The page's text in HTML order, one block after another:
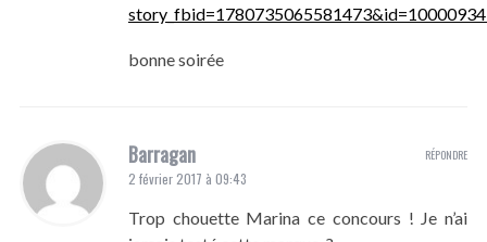
bonne soirée
Barragan
2 février 2017 à 09:43
Trop chouette Marina ce concours ! Je n’ai
RÉPONDRE